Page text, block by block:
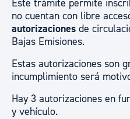
Este trámite permite
no cuentan con libre
autorizaciones de
Bajas Emisiones.
Estas autorizaciones son
incumplimiento será
Hay 3 autorizaciones en
y vehículo.